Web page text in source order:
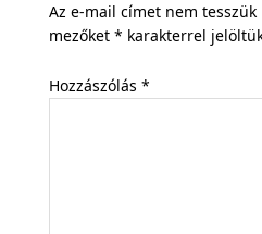
Az e-mail címet nem tesszük
mezőket * karakterrel
Hozzászólás *